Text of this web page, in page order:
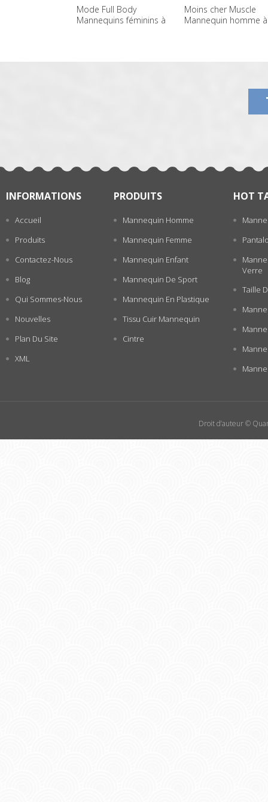
Mode Full Body
Mannequins féminins à
Moins cher Muscle
Mannequin homme à
INFORMATIONS
Accueil
Produits
Contactez-Nous
Blog
Qui Sommes-Nous
Nouvelles
Plan Du Site
XML
PRODUITS
Mannequin Homme
Mannequin Femme
Mannequin Enfant
Mannequin De Sport
Mannequin En Plastique
Tissu Cuir Mannequin
Cintre
HOT
Verre
Taille
Droit d’auteur ©